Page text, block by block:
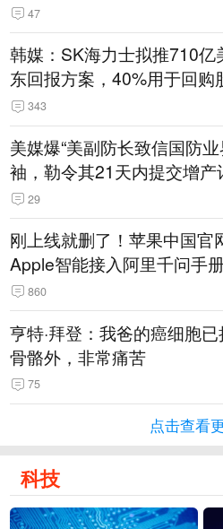
47
韩媒：SK海力士拟推710亿
东回报方案，40%用于回购
相当于美股发行规模
343
美媒爆“美副防长致信国防
袖，勒令其21天内提交增产
五角大楼回应
29
刚上线就删了！苹果中国官
Apple智能接入阿里千问手
860
亨特·拜登：我爸的癌细胞
骨骼外，非常痛苦
75
点击查看
科技